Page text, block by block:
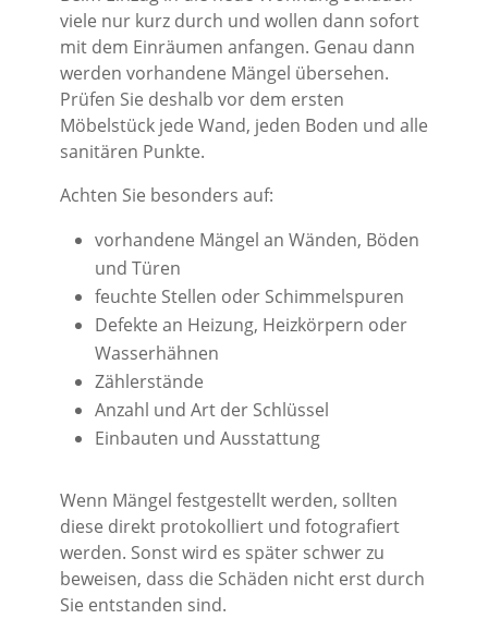
viele nur kurz durch und wollen dann sofort
mit dem Einräumen anfangen. Genau dann
werden vorhandene Mängel übersehen.
Prüfen Sie deshalb vor dem ersten
Möbelstück jede Wand, jeden Boden und alle
sanitären Punkte.
Achten Sie besonders auf:
vorhandene Mängel an Wänden, Böden
und Türen
feuchte Stellen oder Schimmelspuren
Defekte an Heizung, Heizkörpern oder
Wasserhähnen
Zählerstände
Anzahl und Art der Schlüssel
Einbauten und Ausstattung
Wenn Mängel festgestellt werden, sollten
diese direkt protokolliert und fotografiert
werden. Sonst wird es später schwer zu
beweisen, dass die Schäden nicht erst durch
Sie entstanden sind.